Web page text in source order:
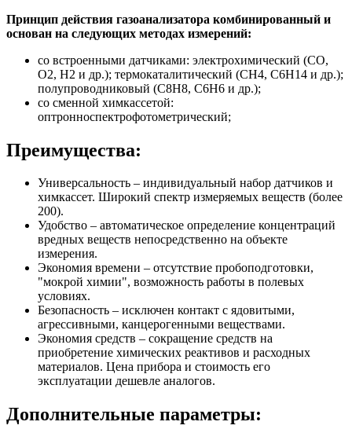
Принцип действия газоанализатора комбинированный и
основан на следующих методах измерений:
со встроенными датчиками: электрохимический (СО,
О2, Н2 и др.); термокаталитический (СН4, C6H14 и др.);
полупроводниковый (C8H8, C6H6 и др.);
со сменной химкассетой:
оптронноспектрофотометрический;
Преимущества:
Универсальность – индивидуальный набор датчиков и
химкассет. Широкий спектр измеряемых веществ (более
200).
Удобство – автоматическое определение концентраций
вредных веществ непосредственно на объекте
измерения.
Экономия времени – отсутствие пробоподготовки,
"мокрой химии", возможность работы в полевых
условиях.
Безопасность – исключен контакт с ядовитыми,
агрессивными, канцерогенными веществами.
Экономия средств – сокращение средств на
приобретение химических реактивов и расходных
материалов. Цена прибора и стоимость его
эксплуатации дешевле аналогов.
Дополнительные параметры: